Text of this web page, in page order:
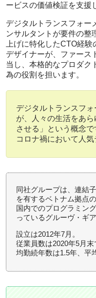
ービスの価値検証を支援
デジタルトランスフォー
ンサルタントが要件の整
上げに特化したCTO経
デザイナーが、ファース
当し、本格的なプロダク
為の役割を担います。
デジタルトランスフ
が、人々の生活をあ
させる」という概念で
コロナ禍において人気
同社グループは、連結
を有するベトナム拠点
国内でのプログラミン
っているグルーヴ・ギ
設立は2012年7月。
従業員数は2020年5月
均勤続年数は1.5年、平